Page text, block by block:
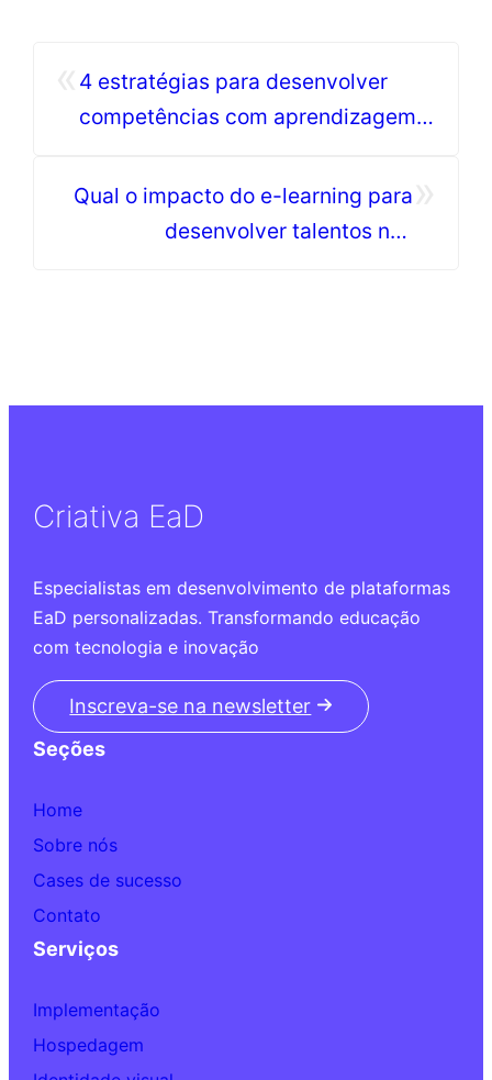
4 estratégias para desenvolver
competências com aprendizagem
Qual o impacto do e-learning para
desenvolver talentos nas
Criativa EaD
Especialistas em desenvolvimento de plataformas
EaD personalizadas. Transformando educação
com tecnologia e inovação
Inscreva-se na newsletter
Seções
Home
Sobre nós
Cases de sucesso
Contato
Serviços
Implementação
Hospedagem